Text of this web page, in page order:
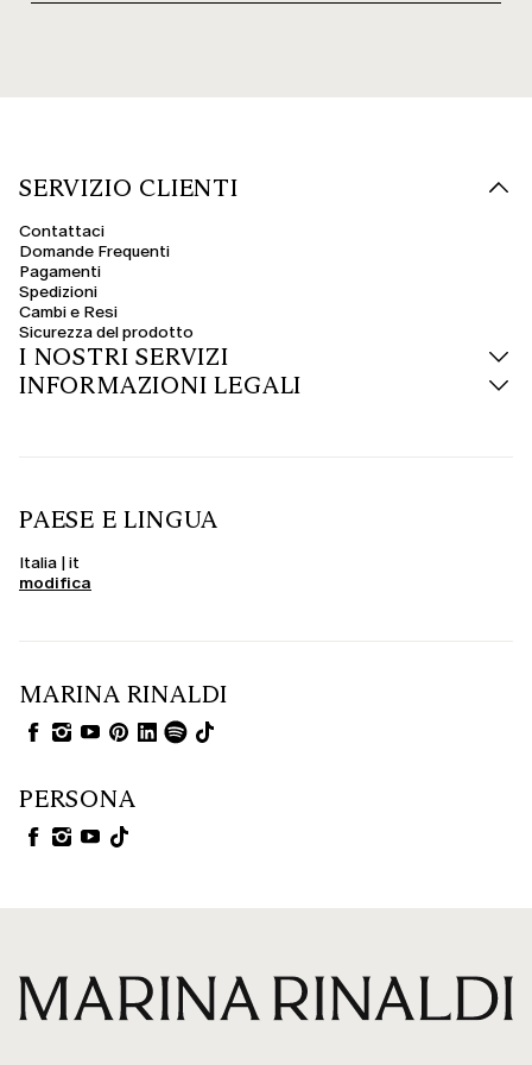
SERVIZIO CLIENTI
Contattaci
Domande Frequenti
Pagamenti
Spedizioni
Cambi e Resi
Sicurezza del prodotto
I NOSTRI SERVIZI
INFORMAZIONI LEGALI
PAESE E LINGUA
Italia | it
modifica
MARINA RINALDI
PERSONA